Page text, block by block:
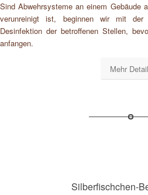
Sind Abwehrsysteme an einem Gebäude
verunreinigt ist, beginnen wir mit der
Desinfektion der betroffenen Stellen,
anfangen.
Mehr
Silberfischchen-